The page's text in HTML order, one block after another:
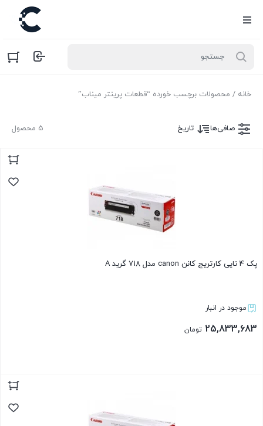
خانه / محصولات برچسب خورده “قطعات پرینتر میناب”
5 محصول صافی‌ها تاریخ
پک 4 تایی کارتریج کانن canon مدل 718 گرید A
موجود در انبار
25,833,683 تومان